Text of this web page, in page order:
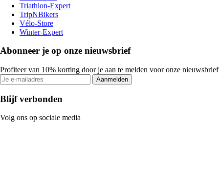
Triathlon-Expert
TripNBikers
Vélo-Store
Winter-Expert
Abonneer je op onze nieuwsbrief
Profiteer van 10% korting door je aan te melden voor onze nieuwsbrief
Aanmelden
Blijf verbonden
Volg ons op sociale media